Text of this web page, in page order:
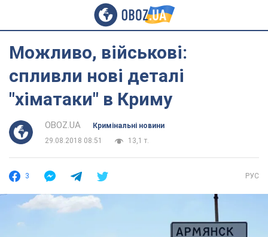
Можливо, військові:
спливли нові деталі
"хіматаки" в Криму
OBOZ.UA
Кримінальні новини
29.08.2018 08:51
13,1 т.
3 РУС